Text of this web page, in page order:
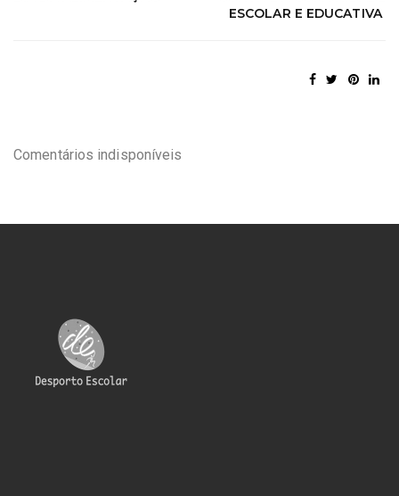
ESCOLAR E EDUCATIVA
Comentários indisponíveis